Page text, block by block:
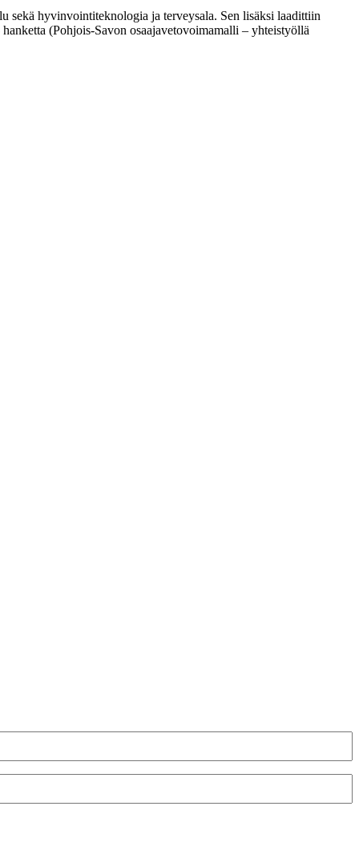
sekä hyvinvointiteknologia ja terveysala. Sen lisäksi laadittiin
(Pohjois-Savon osaajavetovoimamalli – yhteistyöllä